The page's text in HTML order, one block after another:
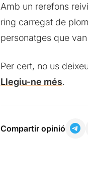
Amb un rerefons
ring carregat de
personatges que
Per cert, no us
Llegiu-ne més.
Compartir opinió